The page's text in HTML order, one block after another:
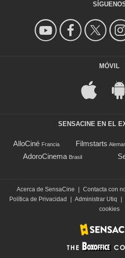
MÓVIL
SENSACINE EN EL
AlloCiné Francia Filmstarts
AdoroCinema Brasil
Acerca de SensaCine Contacta con
Política de Privacidad
Administrar Utiq
cookies